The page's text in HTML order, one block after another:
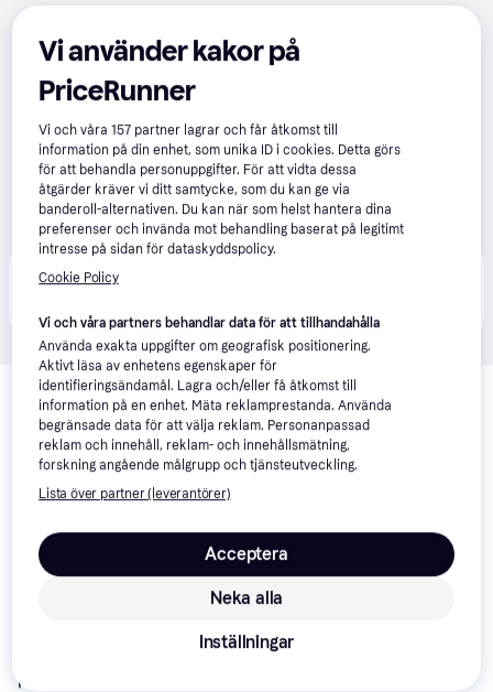
Produkten finns även hos
Om produkten
2 999 kr, vilket är det billigaste
priset just nu bland
Vi använder kakor på
PriceRunner
Vi och våra157 partner lagrar och får åtkomst till
information på din enhet, som unika ID i cookies. Detta görs
för att behandla personuppgifter. För att vidta dessa
åtgärder kräver vi ditt samtycke, som du kan ge via
banderoll-alternativen. Du kan när som helst hantera dina
preferenser och invända mot behandling baserat på legitimt
intresse på sidan för dataskyddspolicy.
Cookie Policy
Vi och våra partners behandlar data för att tillhandahålla
Använda exakta uppgifter om geografisk positionering.
Aktivt läsa av enhetens egenskaper för
identifieringsändamål. Lagra och/eller få åtkomst till
information på en enhet. Mäta reklamprestanda. Använda
begränsade data för att välja reklam. Personanpassad
reklam och innehåll, reklam- och innehållsmätning,
forskning angående målgrupp och tjänsteutveckling.
Lista över partner (leverantörer)
Neka alla
Acceptera
Inställningar